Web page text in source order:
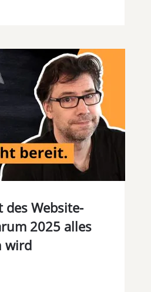
des Website-
2025 alles
wird